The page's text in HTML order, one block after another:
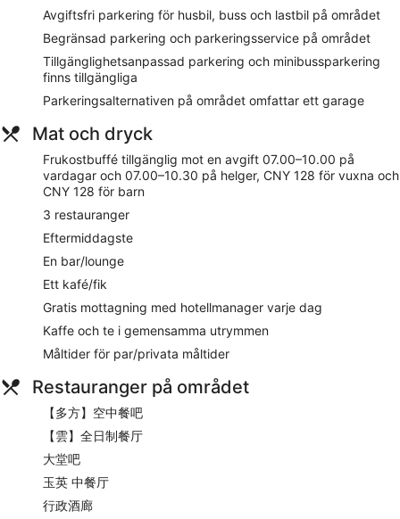
Wyndham Grand Yichang Riverside ligger i Wujiagang Qu, en
kort promenad från Wanda Plaza Yichang samt mindre än
två kilometer från populära sevärdheter som Yangtze. Detta
hotell med 4,5 stjärnor har 266 rum och ståtar med privata
bubbelpooler inomhus samt en inomhuspool och gratis wi-fi
på rummet. Boendet ligger i anslutning till ett shoppingcenter
i centrala Yichang, inte långt från Yiling-torget.
Restaurangalternativ
Slå dig ned med en drink i deras lobbylounge eller ät gott på
någon av deras 3 restauranger, som 玉英 中餐厅, där man
specialiserar sig på kinesiska köket och serverar brunch och
middag. Beställ nåt gott från rumsservice för att stilla
hungern utan att lämna rummet, ladda med energi på deras
kafé och mingla med andra gäster på en gratis mottagning
med manager, som anordnas varje dag. Mot en avgift
serveras en frukostbuffé på vardagar mellan 07.00 och
10.00 och på helger mellan 07.00 och 10.30.
Rum
Gäster har tillgång till en 65-tumss smart-tv med
internet. Badrummen har regnduschar, hårtorkar och
designertoalettartiklar, och gäster sover gott i sängar med
Select Comfort-madrasser, egyptiska bomullslakan och
kuddmenyer. Dessutom erbjuds bekvämligheter som privata
bubbelpooler inomhus, gratis produkter i minibar och
espressobryggare. Handdukarna byts på begäran
På boendet
Avgiftsfri parkering för husbil, buss och lastbil på området
Begränsad parkering och parkeringsservice på området
Tillgänglighetsanpassad parkering och minibussparkering
finns tillgängliga
Parkeringsalternativen på området omfattar ett garage
Mat och dryck
Frukostbuffé tillgänglig mot en avgift 07.00–10.00 på
vardagar och 07.00–10.30 på helger, CNY 128 för vuxna och
CNY 128 för barn
3 restauranger
Eftermiddagste
En bar/lounge
Ett kafé/fik
Gratis mottagning med hotellmanager varje dag
Kaffe och te i gemensamma utrymmen
Måltider för par/privata måltider
Restauranger på området
【多方】空中餐吧
【雲】全日制餐厅
大堂吧
玉英 中餐厅
行政酒廊